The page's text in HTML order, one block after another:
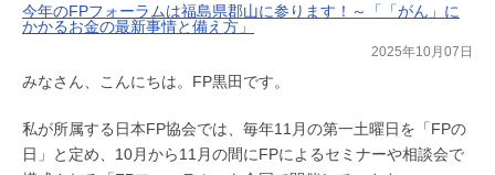
今年のFPフォーラムは福島県郡山に参ります！～「「がん」に
かかるお金の最新事情と備え方」
2025年10月07日
みなさん、こんにちは。FP黒田です。
私が所属する日本FP協会では、毎年11月の第一土曜日を「FPの
日」と定め、10月から11月の間にFPによるセミナーや相談会で